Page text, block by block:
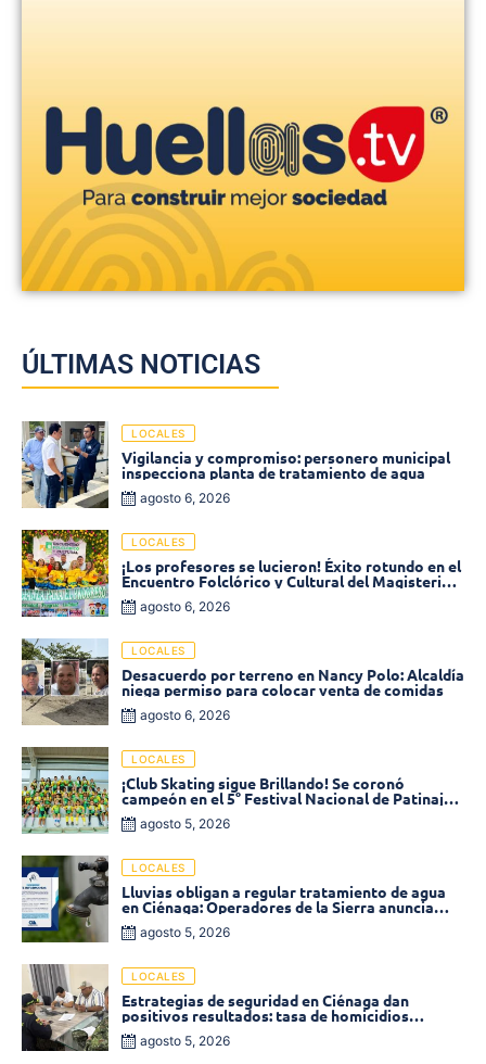
ÚLTIMAS NOTICIAS
LOCALES
Vigilancia y compromiso: personero municipal
inspecciona planta de tratamiento de agua
agosto 6, 2026
LOCALES
¡Los profesores se lucieron! Éxito rotundo en el
Encuentro Folclórico y Cultural del Magisterio
2026 en Ciénaga
agosto 6, 2026
LOCALES
Desacuerdo por terreno en Nancy Polo: Alcaldía
niega permiso para colocar venta de comidas
agosto 6, 2026
LOCALES
¡Club Skating sigue Brillando! Se coronó
campeón en el 5° Festival Nacional de Patinaje
«Soledad sobre Ruedas»
agosto 5, 2026
LOCALES
Lluvias obligan a regular tratamiento de agua
en Ciénaga: Operadores de la Sierra anuncia
baja presión en varios sectores
agosto 5, 2026
LOCALES
Estrategias de seguridad en Ciénaga dan
positivos resultados: tasa de homicidios
disminuyó un 58% en 2026
agosto 5, 2026